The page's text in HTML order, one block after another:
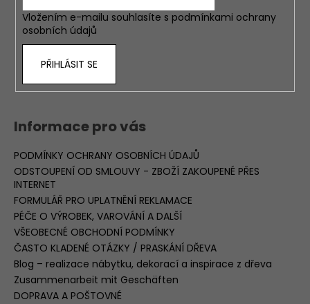
Vložením e-mailu souhlasíte s podmínkami ochrany
osobních údajů
PŘIHLÁSIT SE
Informace pro vás
PODMÍNKY OCHRANY OSOBNÍCH ÚDAJŮ
ODSTOUPENÍ OD SMLOUVY - ZBOŽÍ ZAKOUPENÉ PŘES
INTERNET
FORMULÁŘ PRO UPLATNĚNÍ REKLAMACE
PÉČE O VÝROBEK, VAROVÁNÍ A DALŠÍ
VŠEOBECNÉ OBCHODNÍ PODMÍNKY
ČASTO KLADENÉ OTÁZKY / PRASKÁNÍ DŘEVA
Blog – realizace nábytku, dekorací a inspirace z dřeva
Zusammenarbeit mit Geschäften
DOPRAVA A POŠTOVNÉ